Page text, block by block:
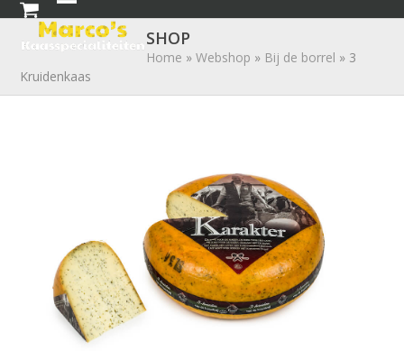
Skip
content
Open
mobile
menu
Close
mobile
menu
SHOP
Home »Webshop » Bij de borrel » 3
Kruidenkaas